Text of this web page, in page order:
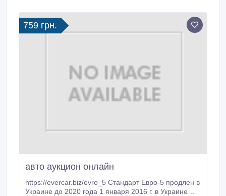
under their belt that persuade the cell person to seize
these gadgets as quickly as potential.
759 грн.
авто аукцион онлайн
https://evercar.biz/evro_5 Стандарт Евро-5 продлен в
Украине до 2020 года 1 января 2016 г. в Украине